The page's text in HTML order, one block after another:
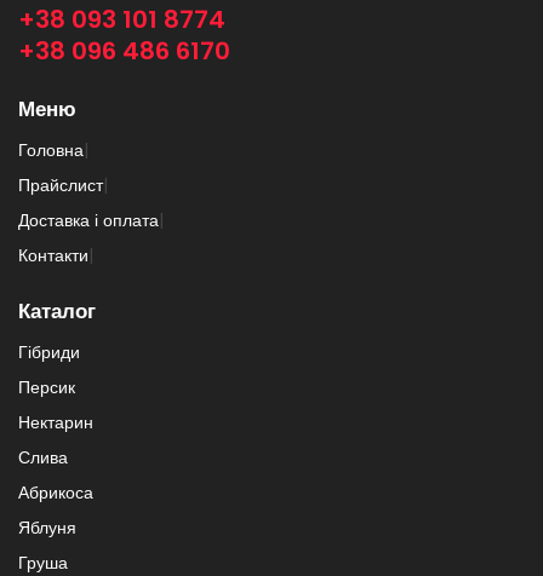
+38 093 101 8774
+38 096 486 6170
Меню
Головна|
Прайслист|
Доставка і оплата|
Контакти|
Каталог
Гібриди
Персик
Нектарин
Слива
Абрикоса
Яблуня
Груша